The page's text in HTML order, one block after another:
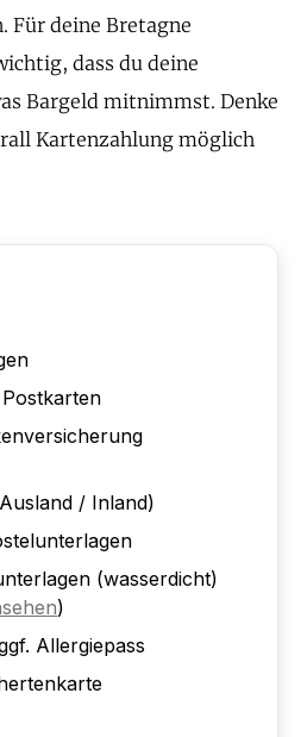
Für deine Bretagne
dass du deine
Bargeld mitnimmst. Denke
Kartenzahlung möglich
/ Inland)
(wasserdicht)
)
Allergiepass